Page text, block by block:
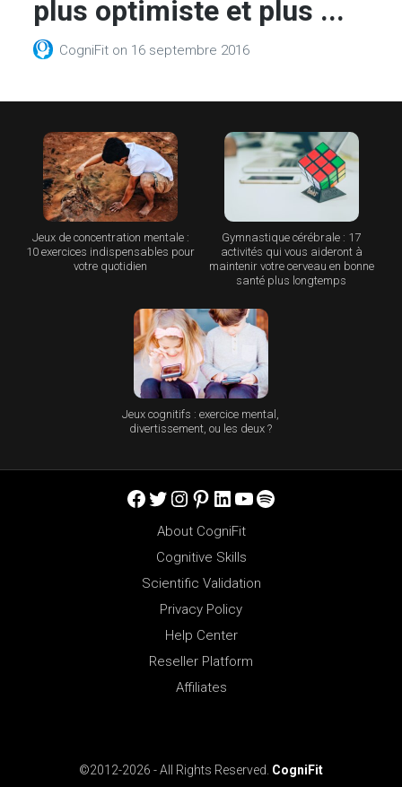
plus optimiste et plus ...
CogniFit on 16 septembre 2016
Jeux de concentration mentale :
10 exercices indispensables pour
votre quotidien
Gymnastique cérébrale : 17
activités qui vous aideront à
maintenir votre cerveau en bonne
santé plus longtemps
Jeux cognitifs : exercice mental,
divertissement, ou les deux ?
Facebook
Twitter
Instagram
Pinterest
LinkedIn
YouTube
Spotify
About CogniFit
Cognitive Skills
Scientific Validation
Privacy Policy
Help Center
Reseller Platform
Affiliates
©2012-2026 - All Rights Reserved. CogniFit